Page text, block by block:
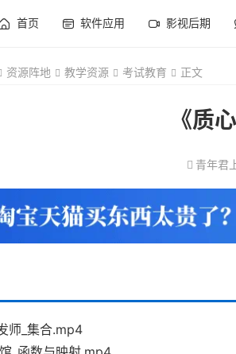
首页 软件应用 影视后期
资源阵地 教学资源 考试教育 正文
《质
青年君
师_集合.mp4